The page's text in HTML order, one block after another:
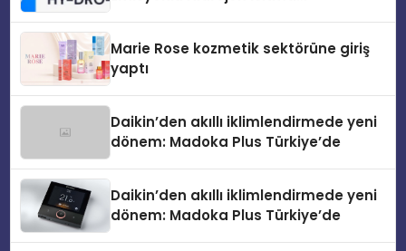
Marie Rose kozmetik sektörüne giriş
yaptı
Daikin’den akıllı iklimlendirmede yeni
dönem: Madoka Plus Türkiye’de
Daikin’den akıllı iklimlendirmede yeni
dönem: Madoka Plus Türkiye’de